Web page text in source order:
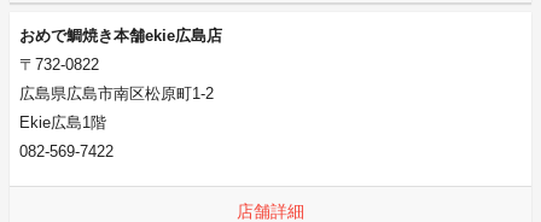
おめで鯛焼き本舗ekie広島店
〒732-0822
広島県広島市南区松原町1-2
Ekie広島1階
082-569-7422
店舗詳細